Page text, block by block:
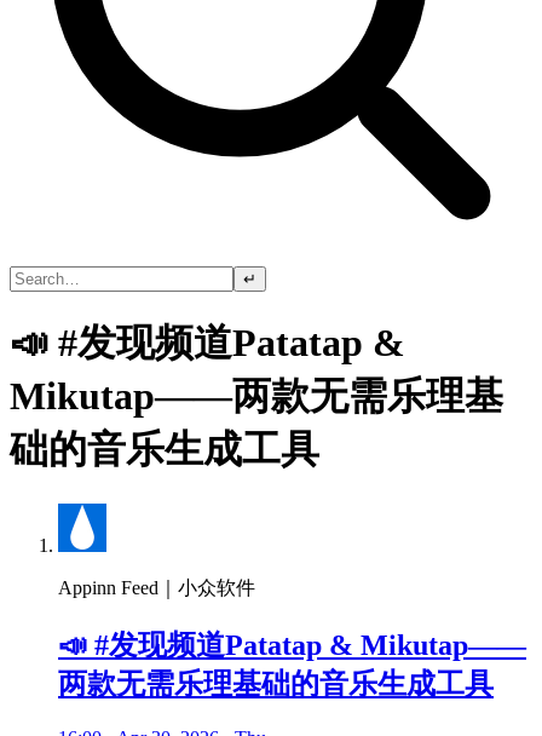
↵
📣 #发现频道Patatap &
Mikutap——两款无需乐理基
础的音乐生成工具
Appinn Feed｜小众软件
📣 #发现频道Patatap & Mikutap——
两款无需乐理基础的音乐生成工具